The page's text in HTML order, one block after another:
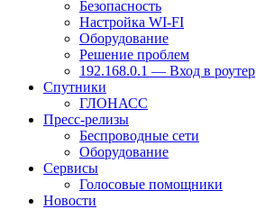
Безопасность
Настройка WI-FI
Оборудование
Решение проблем
192.168.0.1 — Вход в роутер
Спутники
ГЛОНАСС
Пресс-релизы
Беспроводные сети
Оборудование
Сервисы
Голосовые помощники
Новости